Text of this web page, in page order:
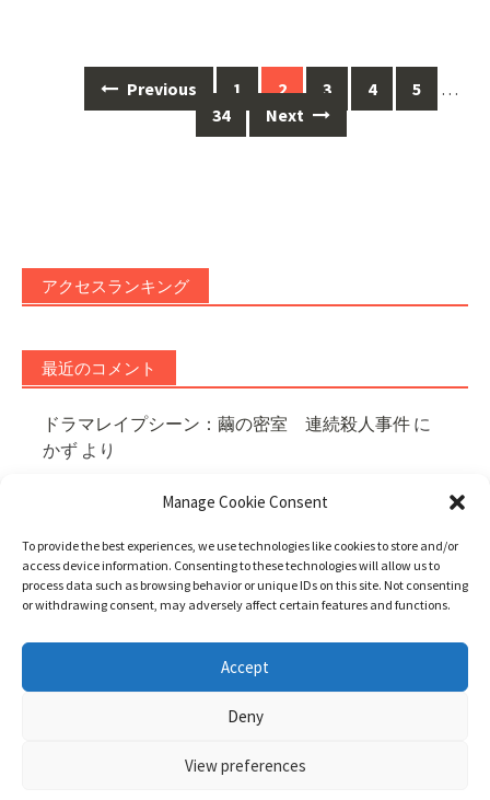
Manage Cookie Consent
To provide the best experiences, we use technologies like cookies to store and/or
access device information. Consenting to these technologies will allow us to
process data such as browsing behavior or unique IDs on this site. Not consenting
or withdrawing consent, may adversely affect certain features and functions.
Accept
Deny
View preferences
navigation
Previous 1 2 3 4 5
…
34
Next
アクセスランキング
最近のコメント
ドラマレイプシーン：繭の密室 連続殺人事件 に
かず より
ら晩まで中出しされ続けた妻に貍より
邦画レイプシーン：13人連続暴行魔に婦人警官よ
り
邦画レイプシーン：熟母23 ～母親を愛してしまっ
アニメレイプシーン：バルテュス ティアの輝き
に匿名より